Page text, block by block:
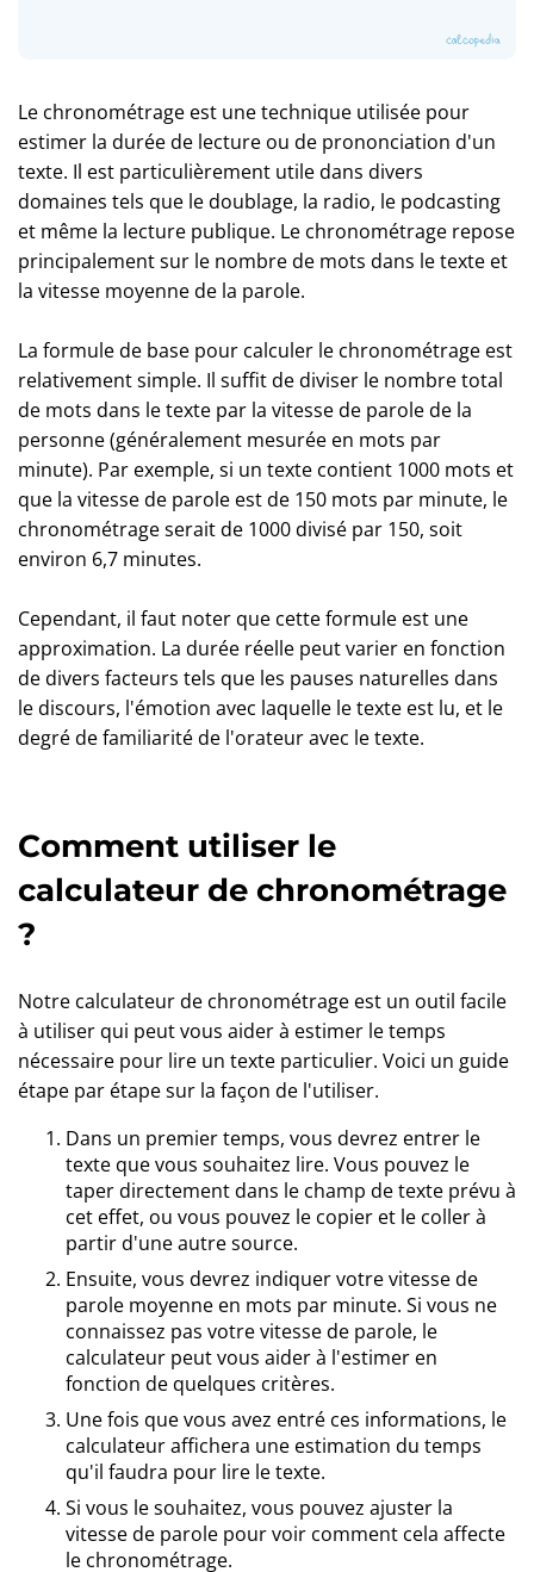
Le chronométrage est une technique utilisée pour
estimer la durée de lecture ou de prononciation d'un
texte. Il est particulièrement utile dans divers
domaines tels que le doublage, la radio, le podcasting
et même la lecture publique. Le chronométrage repose
principalement sur le nombre de mots dans le texte et
la vitesse moyenne de la parole.
La formule de base pour calculer le chronométrage est
relativement simple. Il suffit de diviser le nombre total
de mots dans le texte par la vitesse de parole de la
personne (généralement mesurée en mots par
minute). Par exemple, si un texte contient 1000 mots et
que la vitesse de parole est de 150 mots par minute, le
chronométrage serait de 1000 divisé par 150, soit
environ 6,7 minutes.
Cependant, il faut noter que cette formule est une
approximation. La durée réelle peut varier en fonction
de divers facteurs tels que les pauses naturelles dans
le discours, l'émotion avec laquelle le texte est lu, et le
degré de familiarité de l'orateur avec le texte.
Comment utiliser le
calculateur de chronométrage
?
Notre calculateur de chronométrage est un outil facile
à utiliser qui peut vous aider à estimer le temps
nécessaire pour lire un texte particulier. Voici un guide
étape par étape sur la façon de l'utiliser.
Dans un premier temps, vous devrez entrer le
texte que vous souhaitez lire. Vous pouvez le
taper directement dans le champ de texte prévu à
cet effet, ou vous pouvez le copier et le coller à
partir d'une autre source.
Ensuite, vous devrez indiquer votre vitesse de
parole moyenne en mots par minute. Si vous ne
connaissez pas votre vitesse de parole, le
calculateur peut vous aider à l'estimer en
fonction de quelques critères.
Une fois que vous avez entré ces informations, le
calculateur affichera une estimation du temps
qu'il faudra pour lire le texte.
Si vous le souhaitez, vous pouvez ajuster la
vitesse de parole pour voir comment cela affecte
le chronométrage.